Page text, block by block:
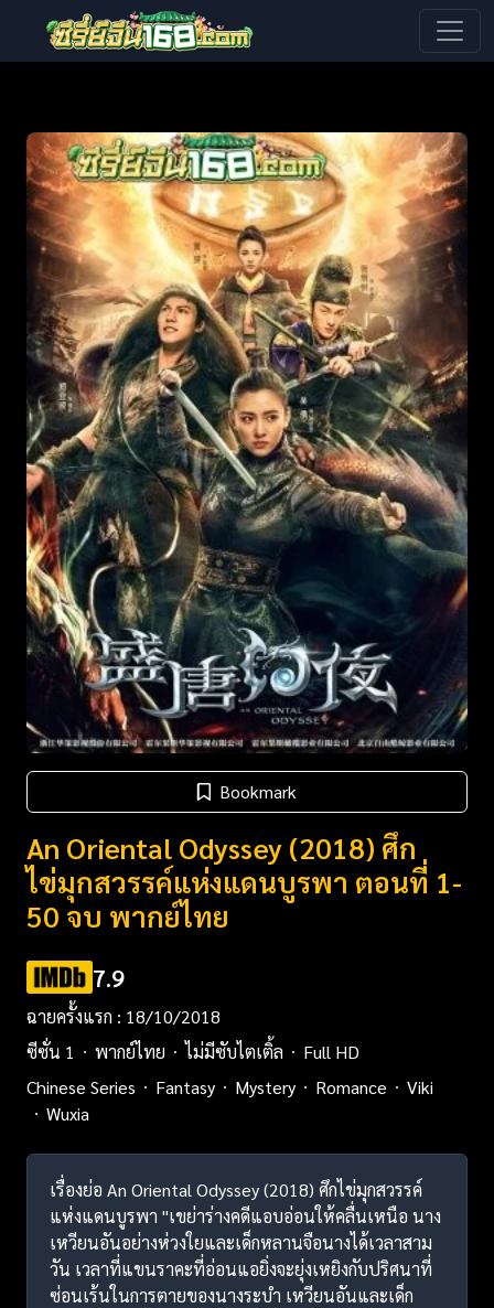
Bookmark
An Oriental Odyssey (2018) ศึก
ไข่มุกสวรรค์แห่งแดนบูรพา ตอนที่ 1-
50 จบ พากย์ไทย
7.9
ฉายครั้งแรก : 18/10/2018
ซีซั่น 1
พากย์ไทย ไม่มีซับไตเติ้ล
Full HD
Chinese Series
Fantasy Mystery Romance
Viki
Wuxia
เรื่องย่อ An Oriental Odyssey (2018) ศึกไข่มุกสวรรค์
แห่งแดนบูรพา "เขย่าร่างคดีแอบอ่อนให้คลื่นเหนือ นาง
เหวียนอันอย่างห่วงใยและเด็กหลานจือนางได้เวลาสาม
วัน เวลาที่แขนราคะที่อ่อนแอยิ่งจะยุ่งเหยิงกับปริศนาที่
ซ่อนเร้นในการตายของนางระบำ เหวียนอันและเด็ก